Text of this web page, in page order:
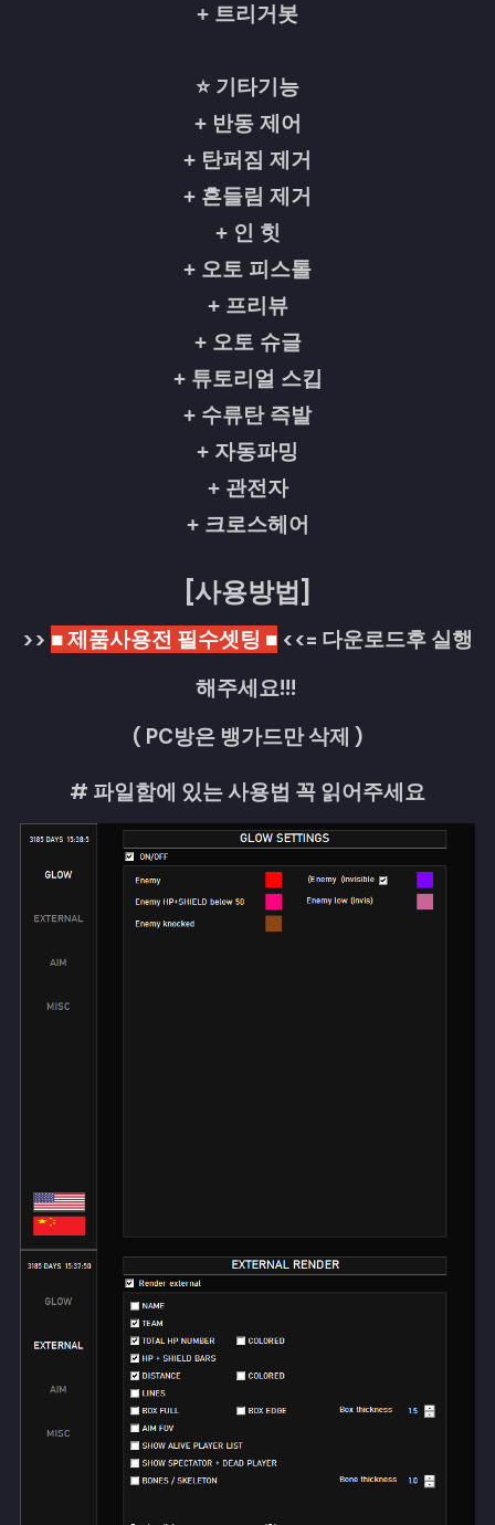
+ 트리거봇
⭐ 기타기능
+ 반동 제어
+ 탄퍼짐 제거
+ 흔들림 제거
+ 인 힛
+ 오토 피스톨
+ 프리뷰
+ 오토 슈글
+ 튜토리얼 스킵
+ 수류탄 즉발
+ 자동파밍
+ 관전자
+ 크로스헤어
[사용방법]
>> ■ 제품사용전 필수셋팅 ■ <<= 다운로드후 실행
해주세요!!!
( PC방은 뱅가드만 삭제 )
# 파일함에 있는 사용법 꼭 읽어주세요